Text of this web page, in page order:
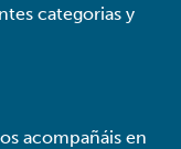
categorias y
acompañáis en